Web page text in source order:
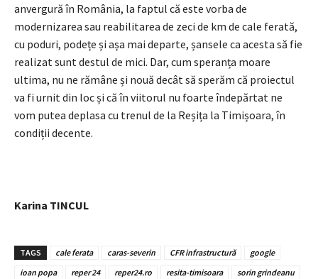
anvergură în România, la faptul că este vorba de
modernizarea sau reabilitarea de zeci de km de cale ferată,
cu poduri, podețe și așa mai departe, șansele ca acesta să fie
realizat sunt destul de mici. Dar, cum speranța moare
ultima, nu ne rămâne și nouă decât să sperăm că proiectul
va fi urnit din loc și că în viitorul nu foarte îndepărtat ne
vom putea deplasa cu trenul de la Reșița la Timișoara, în
condiții decente.
Karina TINCUL
TAGS cale ferata caras-severin CFR infrastructură
google
ioan popa
reper 24 reper24.ro resita-timisoara
sorin grindeanu